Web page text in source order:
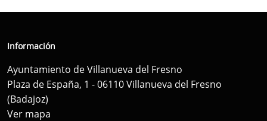
Información
Ayuntamiento de Villanueva del Fresno
Plaza de España, 1 - 06110 Villanueva del Fresno
(Badajoz)
Ver mapa